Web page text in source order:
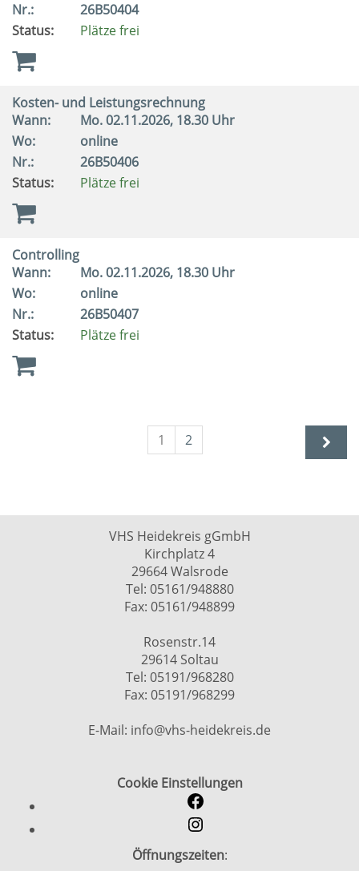
Nr.:
26B50404
Status:
Plätze frei
Kosten- und Leistungsrechnung
Wann:
Mo.02.11.2026, 18.30 Uhr
Wo:
online
Nr.:
26B50406
Status:
Plätze frei
Controlling
Wann:
Mo.02.11.2026, 18.30 Uhr
Wo:
online
Nr.:
26B50407
Status:
Plätze frei
1 2
VHS Heidekreis gGmbH
Kirchplatz 4
29664 Walsrode
Tel: 05161/948880
Fax: 05161/948899
Rosenstr.14
29614 Soltau
Tel: 05191/968280
Fax: 05191/968299
E-Mail: info@vhs-heidekreis.de
Cookie Einstellungen
Öffnungszeiten: